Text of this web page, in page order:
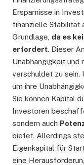
Ersparnisse in
finanzielle Stabilität
Grundlage, da es
erfordert. Dieser
Unabhängigkeit und
verschuldet zu sein.
um ihre
Sie können Kapital
Investoren
sondern auch
bietet. Allerdings
Eigenkapital für
eine